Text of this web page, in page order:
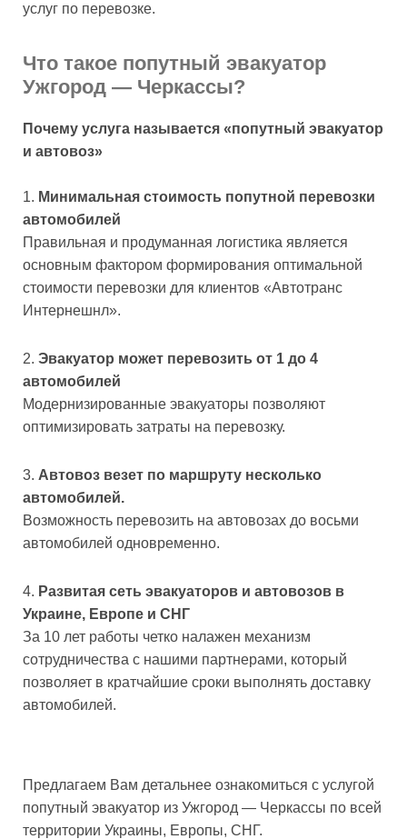
услуг по перевозке.
Что такое попутный эвакуатор
Ужгород — Черкассы?
Почему услуга называется «попутный эвакуатор
и автовоз»
Минимальная стоимость попутной перевозки
автомобилей
Правильная и продуманная логистика является
основным фактором формирования оптимальной
стоимости перевозки для клиентов «Автотранс
Интернешнл».
Эвакуатор может перевозить от 1 до 4
автомобилей
Модернизированные эвакуаторы позволяют
оптимизировать затраты на перевозку.
Автовоз везет по маршруту несколько
автомобилей.
Возможность перевозить на автовозах до восьми
автомобилей одновременно.
Развитая сеть эвакуаторов и автовозов в
Украине, Европе и СНГ
За 10 лет работы четко налажен механизм
сотрудничества с нашими партнерами, который
позволяет в кратчайшие сроки выполнять доставку
автомобилей.
Предлагаем Вам детальнее ознакомиться с услугой
попутный эвакуатор из Ужгород — Черкассы по всей
территории Украины, Европы, СНГ.